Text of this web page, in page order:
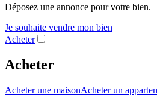
Déposez une annonce pour votre bien.
Je souhaite vendre mon bien
Acheter
Acheter
Acheter une maisonAcheter un